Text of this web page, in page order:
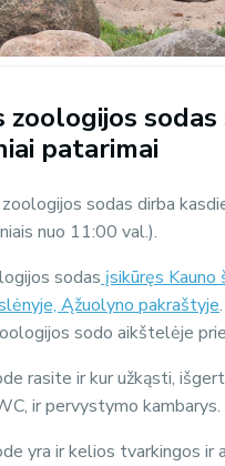
zoologijos sodas
patarimai
sodas dirba
nuo 11:00 val.).
sodas įsikūręs Kauno
Ąžuolyno pakraštyje
sodo aikštelėje
rasite ir kur užkąsti,
ir pervystymo kambarys.
yra ir kelios tvarkingos ir